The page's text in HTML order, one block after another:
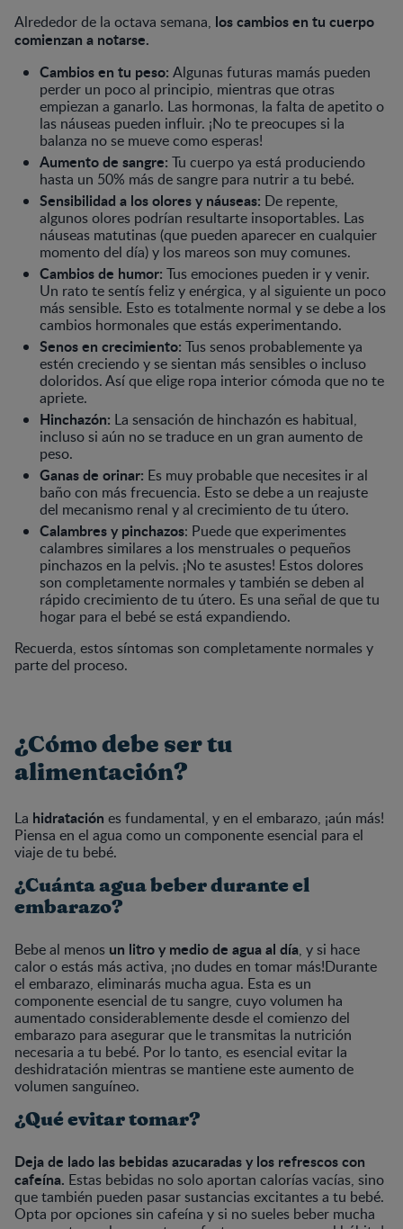
Alrededor de la octava semana, los cambios en tu cuerpo
comienzan a notarse.
Cambios en tu peso: Algunas futuras mamás pueden
perder un poco al principio, mientras que otras
empiezan a ganarlo. Las hormonas, la falta de apetito o
las náuseas pueden influir. ¡No te preocupes si la
balanza no se mueve como esperas!
Aumento de sangre: Tu cuerpo ya está produciendo
hasta un 50% más de sangre para nutrir a tu bebé.
Sensibilidad a los olores y náuseas: De repente,
algunos olores podrían resultarte insoportables. Las
náuseas matutinas (que pueden aparecer en cualquier
momento del día) y los mareos son muy comunes.
Cambios de humor: Tus emociones pueden ir y venir.
Un rato te sentís feliz y enérgica, y al siguiente un poco
más sensible. Esto es totalmente normal y se debe a los
cambios hormonales que estás experimentando.
Senos en crecimiento: Tus senos probablemente ya
estén creciendo y se sientan más sensibles o incluso
doloridos. Así que elige ropa interior cómoda que no te
apriete.
Hinchazón: La sensación de hinchazón es habitual,
incluso si aún no se traduce en un gran aumento de
peso.
Ganas de orinar: Es muy probable que necesites ir al
baño con más frecuencia. Esto se debe a un reajuste
del mecanismo renal y al crecimiento de tu útero.
Calambres y pinchazos: Puede que experimentes
calambres similares a los menstruales o pequeños
pinchazos en la pelvis. ¡No te asustes! Estos dolores
son completamente normales y también se deben al
rápido crecimiento de tu útero. Es una señal de que tu
hogar para el bebé se está expandiendo.
Recuerda, estos síntomas son completamente normales y
parte del proceso.
¿Cómo debe ser tu
alimentación?
La hidratación es fundamental, y en el embarazo, ¡aún más!
Piensa en el agua como un componente esencial para el
viaje de tu bebé.
¿Cuánta agua beber durante el
embarazo?
Bebe al menos un litro y medio de agua al día, y si hace
calor o estás más activa, ¡no dudes en tomar más!Durante
el embarazo, eliminarás mucha agua. Esta es un
componente esencial de tu sangre, cuyo volumen ha
aumentado considerablemente desde el comienzo del
embarazo para asegurar que le transmitas la nutrición
necesaria a tu bebé. Por lo tanto, es esencial evitar la
deshidratación mientras se mantiene este aumento de
volumen sanguíneo.
¿Qué evitar tomar?
Deja de lado las bebidas azucaradas y los refrescos con
cafeína. Estas bebidas no solo aportan calorías vacías, sino
que también pueden pasar sustancias excitantes a tu bebé.
Opta por opciones sin cafeína y si no sueles beber mucha